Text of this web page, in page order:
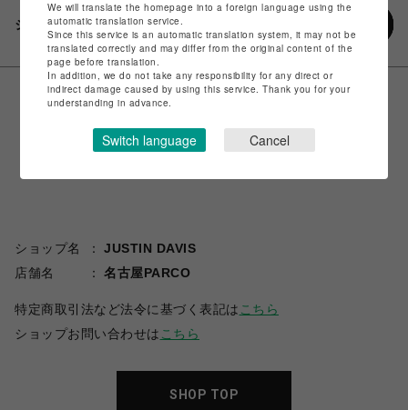
シェアする
ショップ名
JUSTIN DAVIS
店舗名
名古屋PARCO
特定商取引法など法令に基づく表記は こちら
ショップお問い合わせは こちら
SHOP TOP
We will translate the homepage into a foreign language using the
automatic translation service.
Since this service is an automatic translation system, it may not be
translated correctly and may differ from the original content of the
page before translation.
In addition, we do not take any responsibility for any direct or
indirect damage caused by using this service. Thank you for your
understanding in advance.
Switch language Cancel